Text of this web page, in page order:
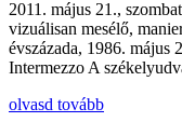
2011. május 21.,
vizuálisan mesélő,
évszázada, 1986. május
Intermezzo A
olvasd tovább